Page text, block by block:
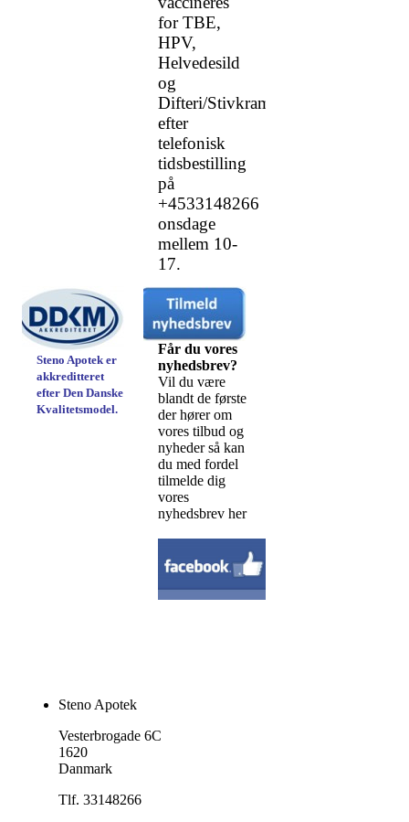
for TBE,
HPV,
Helvedesild
og
Difteri/Stivkrampe
efter
telefonisk
tidsbestilling
på
+4533148266
onsdage
mellem 10-
17.
Steno Apotek er
akkreditteret
efter Den Danske
Kvalitetsmodel.
Får du vores
nyhedsbrev?
Vil du være
blandt de første
der hører om
vores tilbud og
nyheder så kan
du med fordel
tilmelde dig
vores
nyhedsbrev her
Steno Apotek
Vesterbrogade 6C
1620
Danmark
Tlf. 33148266